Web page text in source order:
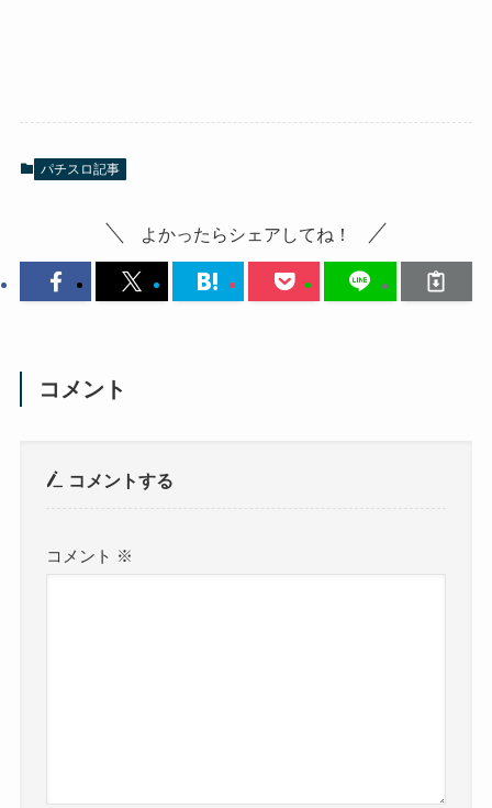
パチスロ記事
よかったらシェアしてね！
コメント
コメントする
コメント ※